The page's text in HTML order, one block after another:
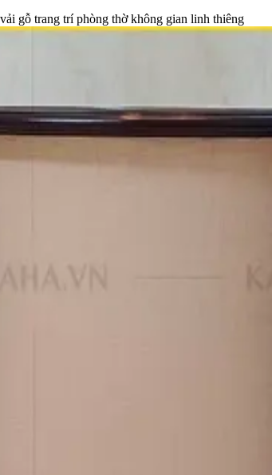
gỗ trang trí phòng thờ không gian linh thiêng